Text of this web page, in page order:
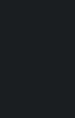
wir dir die
Tipps
du die